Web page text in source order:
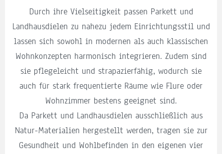
Durch ihre Vielseitigkeit passen Parkett und
Landhausdielen zu nahezu jedem Einrichtungsstil und
lassen sich sowohl in modernen als auch klassischen
Wohnkonzepten harmonisch integrieren. Zudem sind
sie pflegeleicht und strapazierfähig, wodurch sie
auch für stark frequentierte Räume wie Flure oder
Wohnzimmer bestens geeignet sind.
Da Parkett und Landhausdielen ausschließlich aus
Natur-Materialien hergestellt werden, tragen sie zur
Gesundheit und Wohlbefinden in den eigenen vier